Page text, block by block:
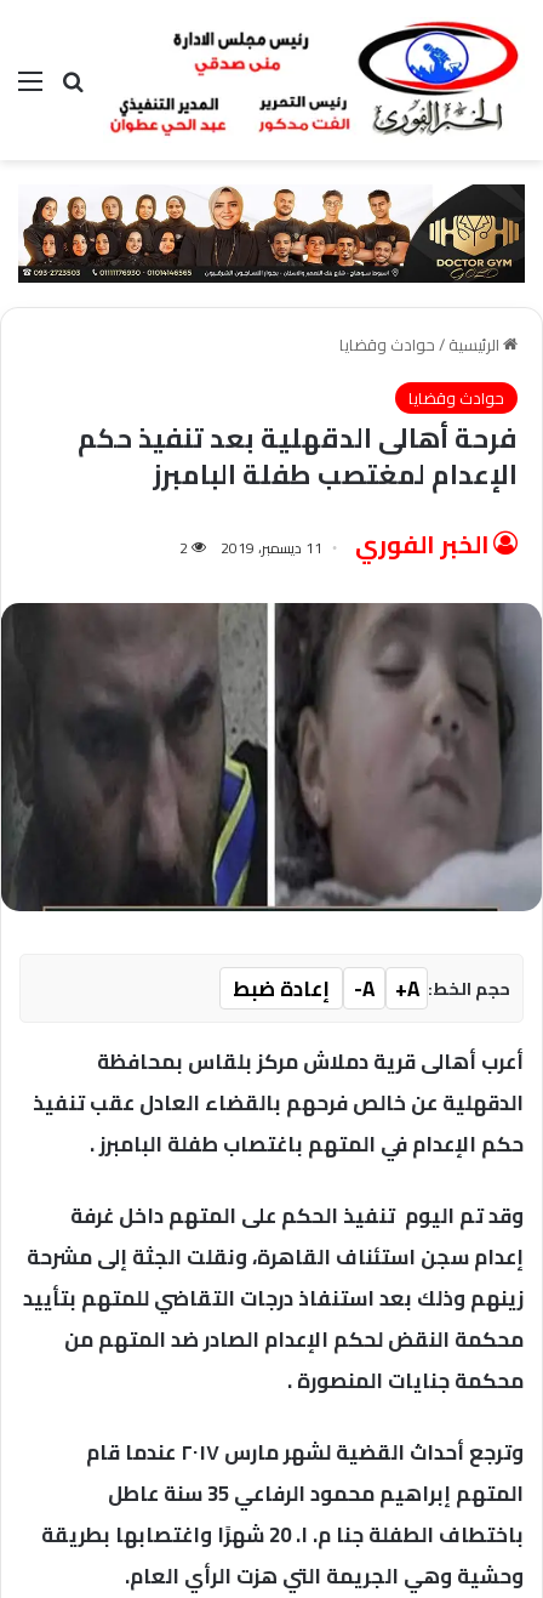
بحث عن
الرئيسية/حوادث وقضايا
حوادث وقضايا
فرحة أهالى الدقهلية بعد تنفيذ حكم
الإعدام لمغتصب طفلة البامبرز
الخبر الفوري 11 ديسمبر، 2019 2
حجم الخط: A+
A-
إعادة ضبط
أعرب أهالى قرية دملاش مركز بلقاس بمحافظة
الدقهلية عن خالص فرحهم بالقضاء العادل عقب تنفيذ
حكم الإعدام في المتهم باغتصاب طفلة البامبرز .
وقد تم اليوم تنفيذ الحكم على المتهم داخل غرفة
إعدام سجن استئناف القاهرة، ونقلت الجثة إلى مشرحة
زينهم وذلك بعد استنفاذ درجات التقاضي للمتهم بتأييد
محكمة النقض لحكم الإعدام الصادر ضد المتهم من
محكمة جنايات المنصورة .
وترجع أحداث القضية لشهر مارس ٢٠١٧ عندما قام
المتهم إبراهيم محمود الرفاعي 35 سنة عاطل
باختطاف الطفلة جنا م. ا. 20 شهرًا واغتصابها بطريقة
وحشية وهي الجريمة التي هزت الرأي العام.